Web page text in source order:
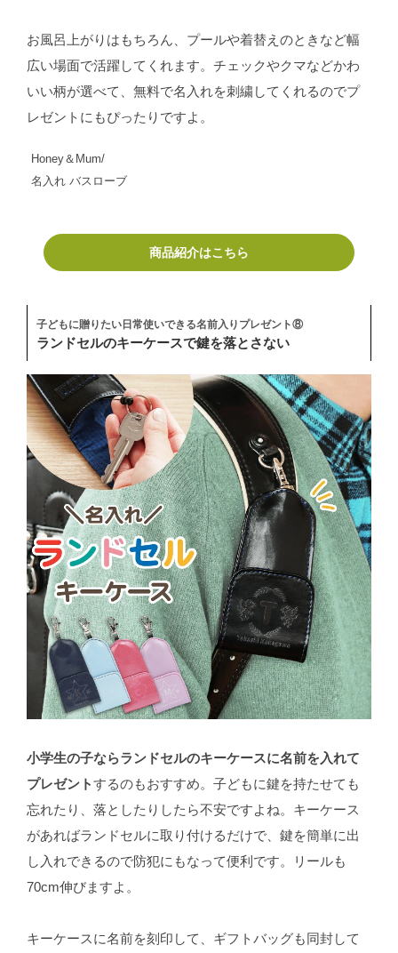
お風呂上がりはもちろん、プールや着替えのときなど幅
広い場面で活躍してくれます。チェックやクマなどかわ
いい柄が選べて、無料で名入れを刺繍してくれるのでプ
レゼントにもぴったりですよ。
Honey＆Mum/
名入れ バスローブ
商品紹介はこちら
子どもに贈りたい日常使いできる名前入りプレゼント⑧
ランドセルのキーケースで鍵を落とさない
小学生の子ならランドセルのキーケースに名前を入れて
プレゼントするのもおすすめ。子どもに鍵を持たせても
忘れたり、落としたりしたら不安ですよね。キーケース
があればランドセルに取り付けるだけで、鍵を簡単に出
し入れできるので防犯にもなって便利です。リールも
70cm伸びますよ。
キーケースに名前を刻印して、ギフトバッグも同封して